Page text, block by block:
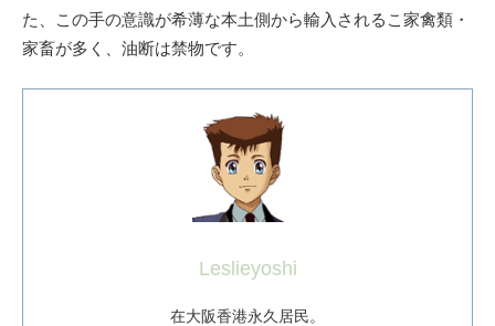
た、この手の意識が希薄な本土側から輸入されるこ家禽類・
家畜が多く、油断は禁物です。
Leslieyoshi
在大阪香港永久居民。